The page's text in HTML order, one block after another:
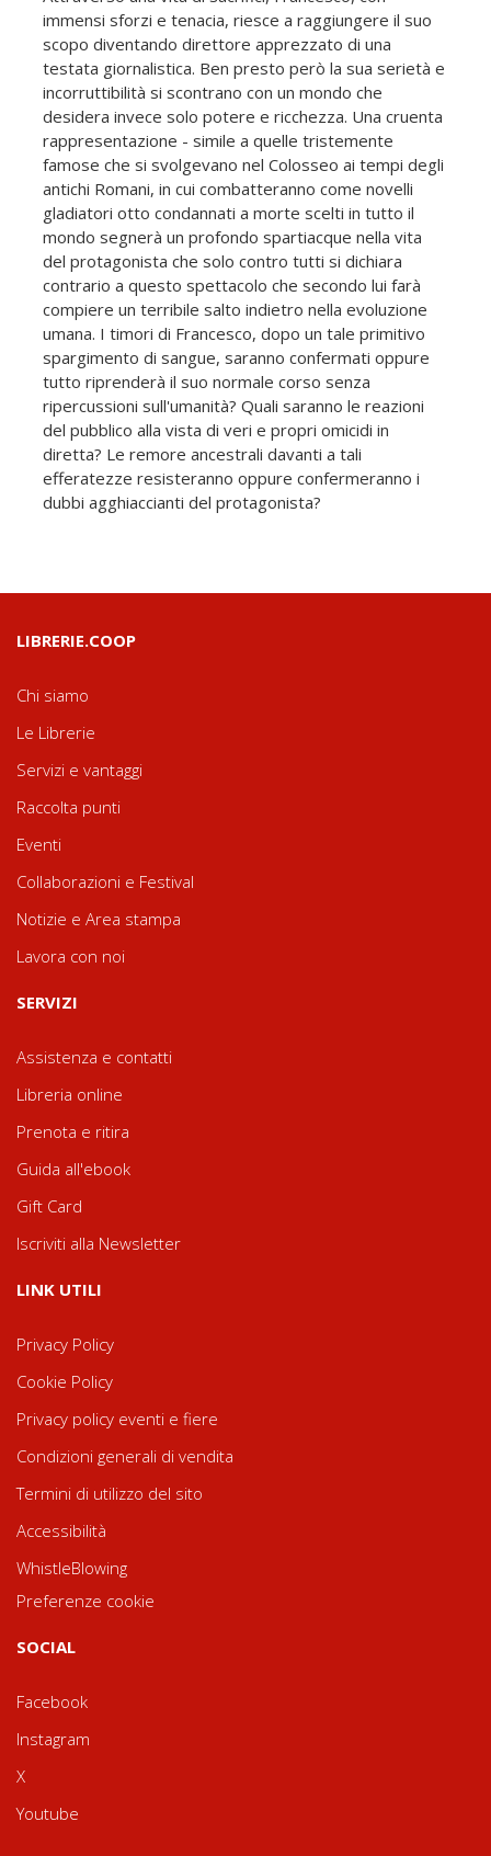
immensi sforzi e tenacia, riesce a raggiungere il suo
scopo diventando direttore apprezzato di una
testata giornalistica. Ben presto però la sua serietà e
incorruttibilità si scontrano con un mondo che
desidera invece solo potere e ricchezza. Una cruenta
rappresentazione - simile a quelle tristemente
famose che si svolgevano nel Colosseo ai tempi degli
antichi Romani, in cui combatteranno come novelli
gladiatori otto condannati a morte scelti in tutto il
mondo segnerà un profondo spartiacque nella vita
del protagonista che solo contro tutti si dichiara
contrario a questo spettacolo che secondo lui farà
compiere un terribile salto indietro nella evoluzione
umana. I timori di Francesco, dopo un tale primitivo
spargimento di sangue, saranno confermati oppure
tutto riprenderà il suo normale corso senza
ripercussioni sull'umanità? Quali saranno le reazioni
del pubblico alla vista di veri e propri omicidi in
diretta? Le remore ancestrali davanti a tali
efferatezze resisteranno oppure confermeranno i
dubbi agghiaccianti del protagonista?
LIBRERIE.COOP
Chi siamo
Le Librerie
Servizi e vantaggi
Raccolta punti
Eventi
Collaborazioni e Festival
Notizie e Area stampa
Lavora con noi
SERVIZI
Assistenza e contatti
Libreria online
Prenota e ritira
Guida all'ebook
Gift Card
Iscriviti alla Newsletter
LINK UTILI
Privacy Policy
Cookie Policy
Privacy policy eventi e fiere
Condizioni generali di vendita
Termini di utilizzo del sito
Accessibilità
WhistleBlowing
Preferenze cookie
SOCIAL
Facebook
Instagram
X
Youtube